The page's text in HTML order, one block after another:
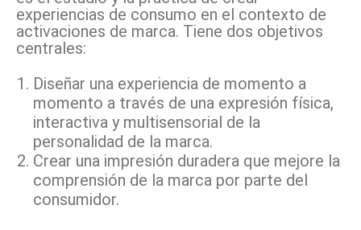
experiencias de consumo en el contexto de
activaciones de marca. Tiene dos objetivos
centrales:
Diseñar una experiencia de momento a
momento a través de una expresión física,
interactiva y multisensorial de la
personalidad de la marca.
Crear una impresión duradera que mejore la
comprensión de la marca por parte del
consumidor.